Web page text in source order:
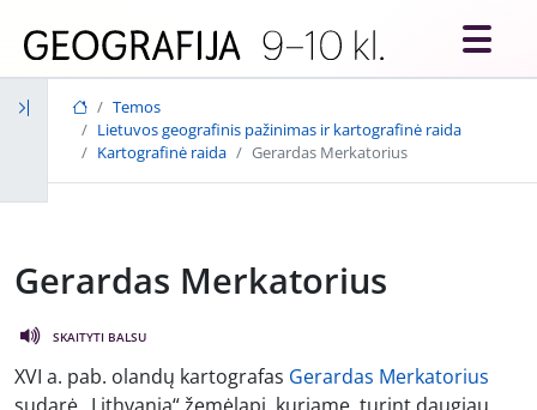
Temos
Lietuvos geografinis pažinimas ir kartografinė raida
Kartografinė raida
Gerardas Merkatorius
Gerardas Merkatorius
SKAITYTI BALSU
XVI a. pab. olandų kartografas Gerardas Merkatorius
sudarė „Lithvania“ žemėlapį, kuriame, turint daugiau